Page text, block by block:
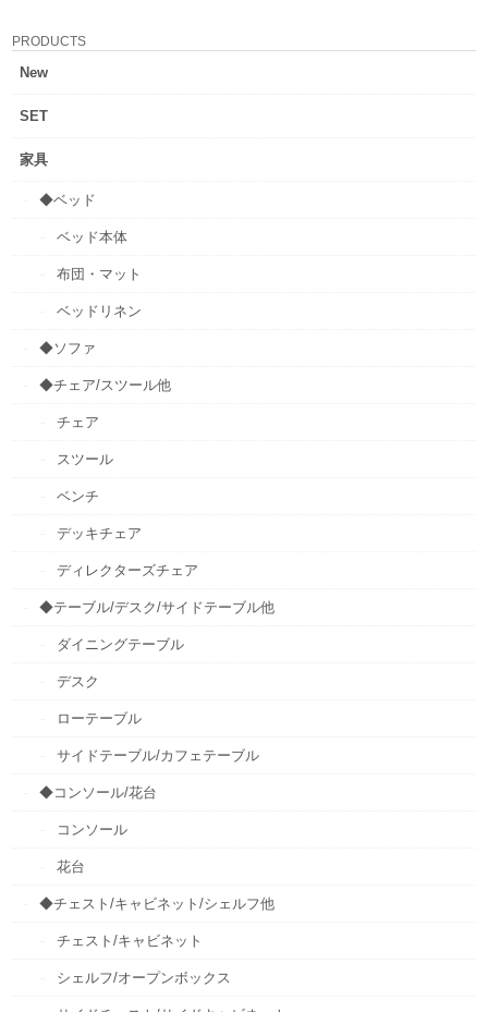
PRODUCTS
New
SET
家具
◆ベッド
ベッド本体
布団・マット
ベッドリネン
◆ソファ
◆チェア/スツール他
チェア
スツール
ベンチ
デッキチェア
ディレクターズチェア
◆テーブル/デスク/サイドテーブル他
ダイニングテーブル
デスク
ローテーブル
サイドテーブル/カフェテーブル
◆コンソール/花台
コンソール
花台
◆チェスト/キャビネット/シェルフ他
チェスト/キャビネット
シェルフ/オープンボックス